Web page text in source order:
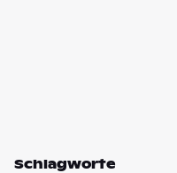
Schlagworte